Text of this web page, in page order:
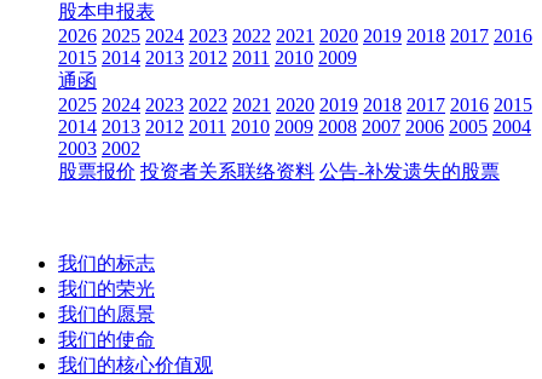
股本申报表
2026 2025 2024 2023 2022 2021 2020 2019 2018 2017 2016
2015 2014 2013 2012 2011 2010 2009
通函
2025 2024 2023 2022 2021 2020 2019 2018 2017 2016 2015
2014 2013 2012 2011 2010 2009 2008 2007 2006 2005 2004
2003 2002
股票报价 投资者关系联络资料 公告-补发遗失的股票
我们的标志
我们的荣光
我们的愿景
我们的使命
我们的核心价值观